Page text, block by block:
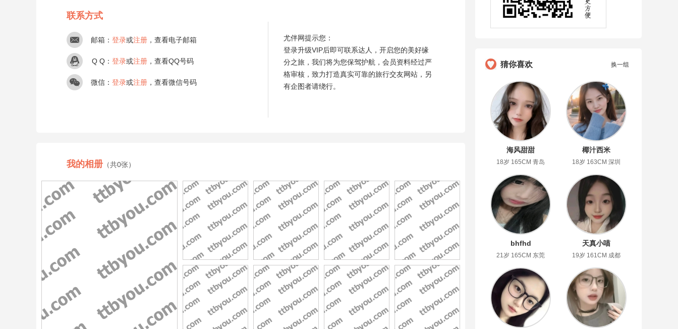
联系方式
邮箱： 登录或注册 ，查看电子邮箱
Q Q： 登录或注册 ，查看QQ号码
微信： 登录或注册 ，查看微信号码
尤伴网提示您：
登录升级VIP后即可联系达人，开启您的美好缘
分之旅，我们将为您保驾护航，会员资料经过严
格审核，致力打造真实可靠的旅行交友网站，另
有企图者请绕行。
我的相册 （共0张）
猜你喜欢 换一组
海风甜甜
18岁 165CM 青岛
椰汁西米
18岁 163CM 深圳
bhfhd
21岁 165CM 东莞
天真小喵
19岁 161CM 成都